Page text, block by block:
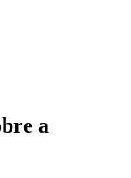
a